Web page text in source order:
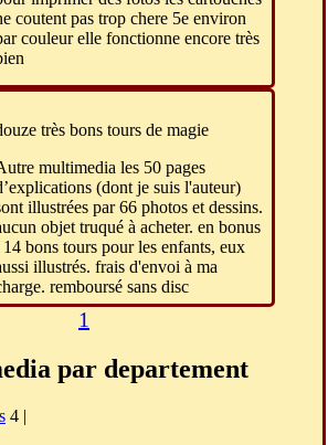
coutent pas trop chere 5e environ
couleur elle fonctionne encore très
très bons tours de magie
multimedia les 50 pages
(dont je suis l'auteur)
illustrées par 66 photos et dessins.
objet truqué à acheter. en bonus
14 bons tours pour les enfants, eux
illustrés. frais d'envoi à ma
remboursé sans disc
1
par departement
4 |